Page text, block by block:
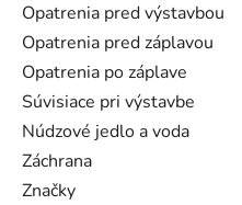
Opatrenia pred výstavbou
Opatrenia pred záplavou
Opatrenia po záplave
Súvisiace pri výstavbe
Núdzové jedlo a voda
Záchrana
Značky